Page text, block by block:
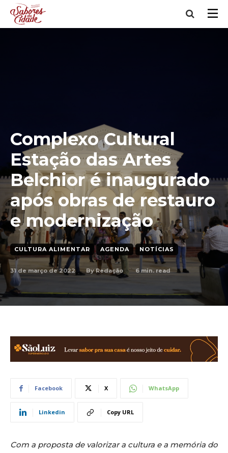
Complexo Cultural
Estação das Artes
Belchior é inaugurado
após obras de restauro
e modernização
CULTURA ALIMENTAR AGENDA NOTÍCIAS
31 de março de 2022 By Redação 6 min. read
Facebook X WhatsApp
Linkedin Copy URL
Com a proposta de valorizar a cultura e a memória do